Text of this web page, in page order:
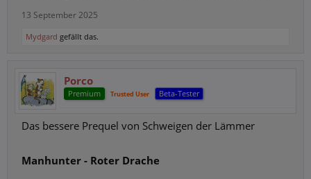
13 September 2025
Mydgard gefällt das.
Porco
Premium Trusted User Beta-Tester
Das bessere Prequel von Schweigen der Lämmer
Manhunter - Roter Drache